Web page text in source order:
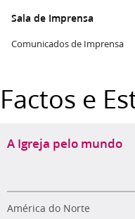
Sala de Imprensa
Comunicados de Imprensa
Factos e
A Igreja pelo mundo
América do Norte